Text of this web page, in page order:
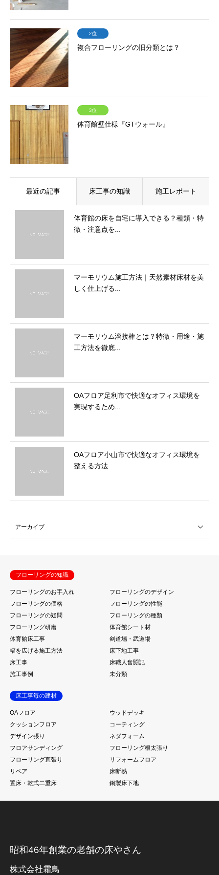
2位
複合フローリングの旧分類とは？
3位
体育館壁仕様『GTウォール』
最近の記事 床工事の知識 施工レポート
体育館の床を自宅に導入できる？種類・特
徴・注意点を...
マーモリウム施工方法｜天然素材床材を美
しく仕上げる...
マーモリウム溶接棒とは？特徴・用途・施
工方法を徹底...
OAフロア足利市で快適なオフィス環境を
実現するため...
OAフロア小山市で快適なオフィス環境を
整える方法
フローリングの知識
フローリングのお手入れ
フローリングのデザイン
フローリングの価格
フローリングの性能
フローリングの疑問
フローリングの種類
フローリング研磨
体育館シート材
体育館床工事
剣道場・武道場
幅を広げる施工方法
床下地工事
床工事
床職人奮闘記
施工事例
未分類
床工事毎の建材
OAフロア
ウッドデッキ
クッションフロア
コーティング
デザイン張り
ネダフォーム
フロアサンディング
フローリング根太張り
フローリング直張り
リフォームフロア
リペア
床断熱
置床・乾式二重床
鋼製床下地
昭和46年創業の老舗の床やさん
株式会社霜鳥